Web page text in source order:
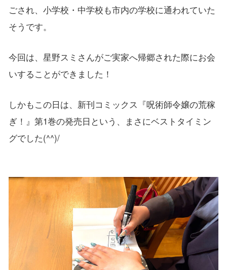
ごされ、小学校・中学校も市内の学校に通われていた
そうです。
今回は、星野スミさんがご実家へ帰郷された際にお会
いすることができました！
しかもこの日は、新刊コミックス『呪術師令嬢の荒稼
ぎ！』第1巻の発売日という、まさにベストタイミン
グでした(^^)/